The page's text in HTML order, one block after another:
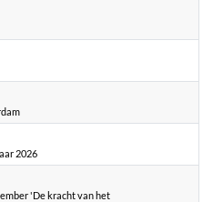
2026
'De kracht van het